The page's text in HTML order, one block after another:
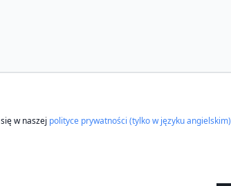
w naszej polityce prywatności (tylko w języku angielskim)